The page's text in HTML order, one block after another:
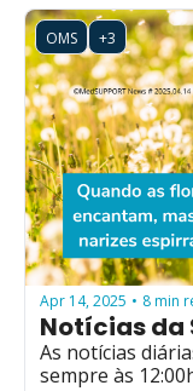
OMS +3
Apr 14, 2025 • 8 min
Notícias da
As notícias
sempre às